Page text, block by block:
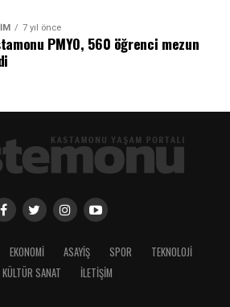
7 yıl önce
PMYO, 560 öğrenci mezun
EKONOMİ ASAYİŞ SPOR
TEKNOLOJİ
KÜLTÜR SANAT
İLETİŞİM